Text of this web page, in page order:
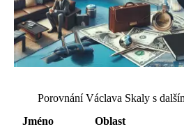
Porovnání Václava Skaly s
Jméno
Oblast